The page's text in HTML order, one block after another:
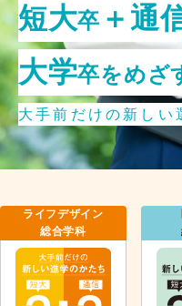
短大卒 ＋通
大学卒をめざ
大手前だけの新しい
ライフデザイン
総合学科